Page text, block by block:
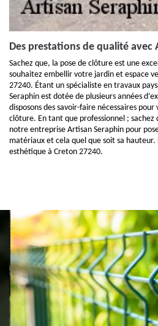
Des prestations de qualité avec
Sachez que, la pose de clôture est une
souhaitez embellir votre jardin et espace
27240. Étant un spécialiste en travaux
Seraphin est dotée de plusieurs années
disposons des savoir-faire nécessaires
clôture. En tant que professionnel ; sachez
notre entreprise Artisan Seraphin pour
matériaux et cela quel que soit sa hauteur.
esthétique à Creton 27240.